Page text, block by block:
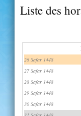
Liste des
26 Safar 1448
27 Safar 1448
28 Safar 1448
29 Safar 1448
30 Safar 1448